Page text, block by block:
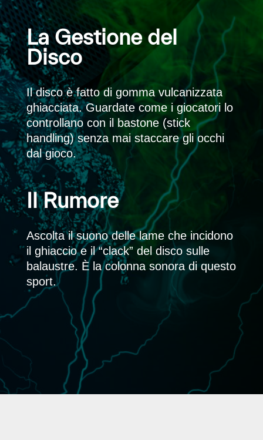
La Gestione del
Disco
Il disco è fatto di gomma vulcanizzata
ghiacciata. Guardate come i giocatori lo
controllano con il bastone (stick
handling) senza mai staccare gli occhi
dal gioco.
Il Rumore
Ascolta il suono delle lame che incidono
il ghiaccio e il “clack” del disco sulle
balaustre. È la colonna sonora di questo
sport.